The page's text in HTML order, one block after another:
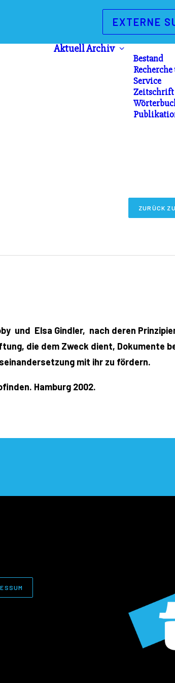
EXTERNE
AktuellArchiv
Bestand
Service
Zeitschrift
ZURÜCK
und Elsa Gindler, nach deren
die dem Zweck dient, Dokumente
mit ihr zu fördern.
Hamburg 2002.